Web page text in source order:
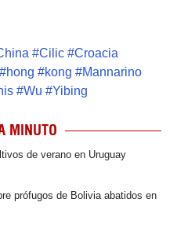
#Cilic #Croacia
#hong #kong #Mannarino
#Wu #Yibing
MINUTO
de verano en Uruguay
prófugos de Bolivia abatidos en